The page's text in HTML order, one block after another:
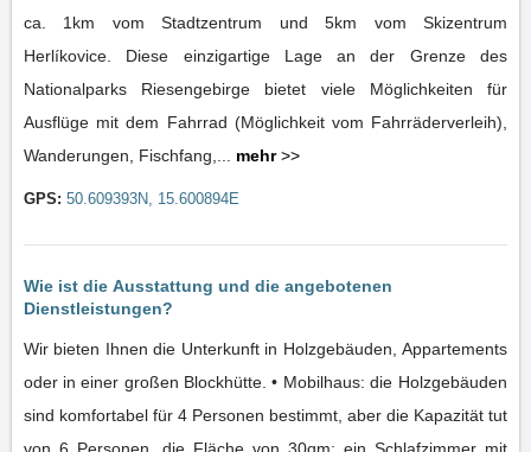
ca. 1km vom Stadtzentrum und 5km vom Skizentrum
Herlíkovice. Diese einzigartige Lage an der Grenze des
Nationalparks Riesengebirge bietet viele Möglichkeiten für
Ausflüge mit dem Fahrrad (Möglichkeit vom Fahrräderverleih),
Wanderungen, Fischfang,... mehr>>
GPS: 50.609393N, 15.600894E
Wie ist die Ausstattung und die angebotenen
Dienstleistungen?
Wir bieten Ihnen die Unterkunft in Holzgebäuden, Appartements
oder in einer großen Blockhütte. • Mobilhaus: die Holzgebäuden
sind komfortabel für 4 Personen bestimmt, aber die Kapazität tut